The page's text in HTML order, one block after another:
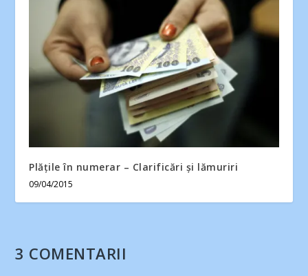
Plățile în numerar – Clarificări și lămuriri
09/04/2015
3 COMENTARII